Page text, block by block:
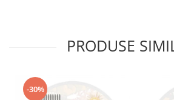
PRODUSE
-30%